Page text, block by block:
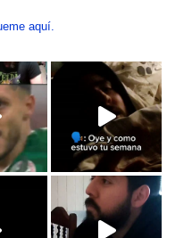
aquí.